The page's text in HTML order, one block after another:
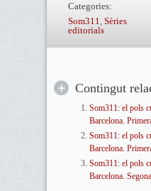
Categories:
Som311, Sèries
editorials
Contingut
Som311: el pols
Barcelona.
Som311: el pols
Barcelona.
Som311: el pols
Barcelona.